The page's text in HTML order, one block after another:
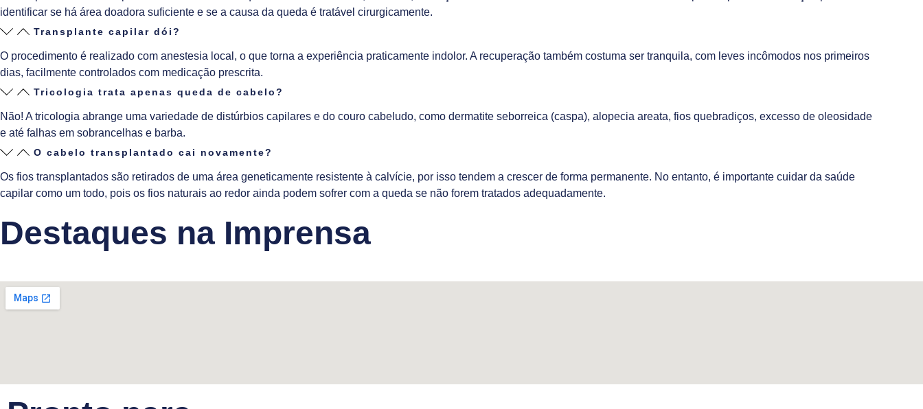
identificar se há área doadora suficiente e se a causa da queda é tratável cirurgicamente.
Transplante capilar dói?
O procedimento é realizado com anestesia local, o que torna a experiência praticamente indolor. A recuperação também costuma ser tranquila, com leves incômodos nos primeiros
dias, facilmente controlados com medicação prescrita.
Tricologia trata apenas queda de cabelo?
Não! A tricologia abrange uma variedade de distúrbios capilares e do couro cabeludo, como dermatite seborreica (caspa), alopecia areata, fios quebradiços, excesso de oleosidade
e até falhas em sobrancelhas e barba.
O cabelo transplantado cai novamente?
Os fios transplantados são retirados de uma área geneticamente resistente à calvície, por isso tendem a crescer de forma permanente. No entanto, é importante cuidar da saúde
capilar como um todo, pois os fios naturais ao redor ainda podem sofrer com a queda se não forem tratados adequadamente.
Destaques na Imprensa